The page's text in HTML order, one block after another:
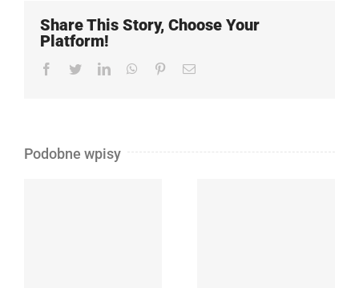
Share This Story, Choose Your
Platform!
Facebook
TwitterLinkedInWhatsApp
PinterestEmail
Podobne wpisy